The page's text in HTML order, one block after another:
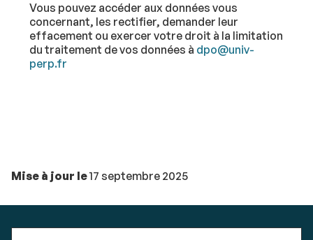
Vous pouvez accéder aux données vous
concernant, les rectifier, demander leur
effacement ou exercer votre droit à la limitation
du traitement de vos données à dpo@univ-
perp.fr
Mise à jour le17 septembre 2025